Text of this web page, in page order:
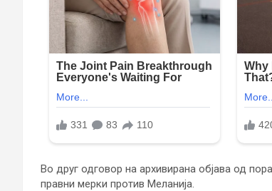
Во друг одговор на архивирана објава од
правни мерки против Меланија.